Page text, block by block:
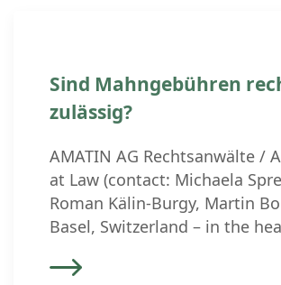
Sind Mahngebühren
zulässig?
AMATIN AG Rechtsanwälte /
at Law (contact: Michaela
Roman Kälin-Burgy, Martin
Basel, Switzerland – in the
Basel-Geneva. Verpasst ein